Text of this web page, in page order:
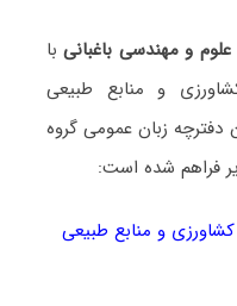
و مهندسی باغبانیبا
و منابع طبیعی
زبان عمومی گروه
فراهم شده است:
و منابع طبیعی